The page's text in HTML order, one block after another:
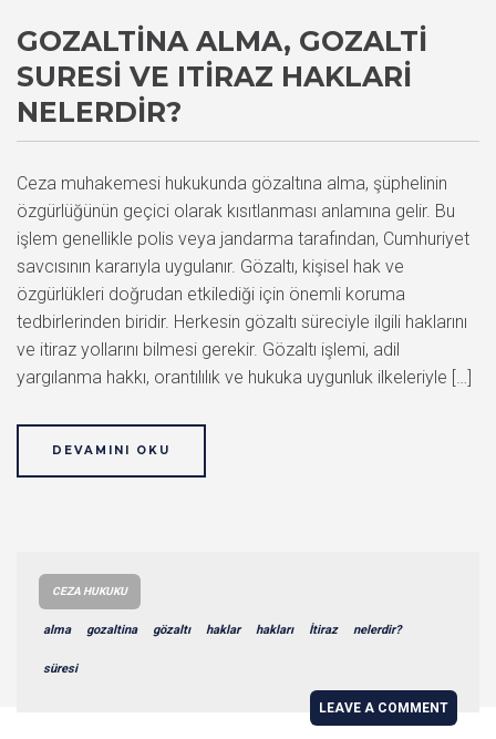
GOZALTINA ALMA, GOZALTI
SURESI VE ITIRAZ HAKLARI
NELERDIR?
Ceza muhakemesi hukukunda gözaltına alma, şüphelinin
özgürlüğünün geçici olarak kısıtlanması anlamına gelir. Bu
işlem genellikle polis veya jandarma tarafından, Cumhuriyet
savcısının kararıyla uygulanır. Gözaltı, kişisel hak ve
özgürlükleri doğrudan etkilediği için önemli koruma
tedbirlerinden biridir. Herkesin gözaltı süreciyle ilgili haklarını
ve itiraz yollarını bilmesi gerekir. Gözaltı işlemi, adil
yargılanma hakkı, orantılılık ve hukuka uygunluk ilkeleriyle […]
DEVAMINI OKU
CEZA HUKUKU
alma gozaltina gözaltı haklar hakları İtiraz nelerdir?
süresi
LEAVE A COMMENT